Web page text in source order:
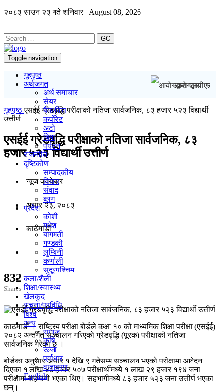
२०८३ साउन २३ गते शनिवार | August 08, 2026
GO
Toggle navigation
गृहपृष्ठ
अर्थजगत
अर्थ समाचार
सेयर
बैंक/वित्त
कर्पोरेट
अटो
बिमा
पर्यटन
राजनीति
दृष्टिकोण
सम्पादकीय
विचार
संवाद
ब्लग
प्रदेश
कोशी
मधेश
बागमती
गण्डकी
लुम्बिनी
कर्णाली
सुदूरपश्चिम
कला/शैली
शिक्षा/स्वास्थ्य
खेलकुद
सूचना/प्रविधि
विश्व
अन्य
समाज
कृषि
ऊर्जा
पूर्वाधार
वातावरण
English
आयोगद्वारा
गृहपृष्ठएसईई ग्रेडवृद्धि परीक्षाको नतिजा सार्वजनिक, ८३ हजार ५२३ विद्यार्थी
उत्तीर्ण
एसईई ग्रेडवृद्धि परीक्षाको नतिजा सार्वजनिक, ८३
हजार ५२३ विद्यार्थी उत्तीर्ण
न्यूज काराेबार
असार २३, २०८३
काठमाडाैं
832
Shares
काठमाडौं । राष्ट्रिय परीक्षा बोर्डले कक्षा १० को माध्यमिक शिक्षा परीक्षा (एसईई)
२०८२ अन्तर्गत सञ्चालन गरिएको ग्रेडवृद्धि (पूरक) परीक्षाको नतिजा
सार्वजनिक गरेको छ ।
बोर्डका अनुसार असार १ देखि ९ गतेसम्म सञ्चालन भएको परीक्षामा आवेदन
दिएका १ लाख ४८ हजार ५०७ परीक्षार्थीमध्ये १ लाख २९ हजार १९४ जना
परीक्षामा सहभागी भएका थिए। सहभागीमध्ये ८३ हजार ५२३ जना उत्तीर्ण भएका
छन्।